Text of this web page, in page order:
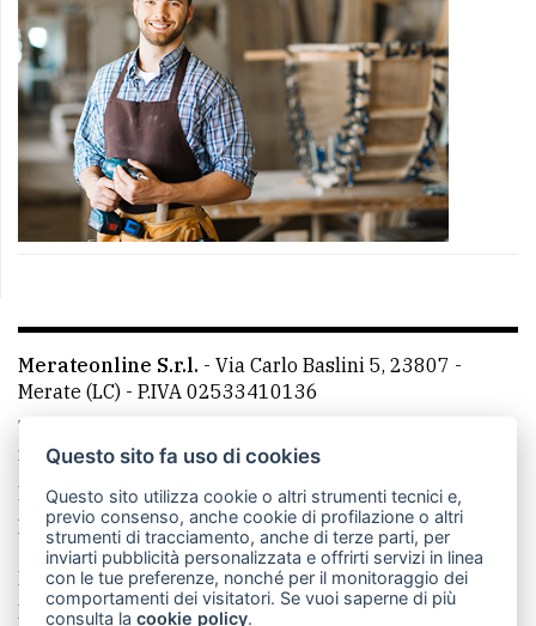
Merateonline S.r.l. - Via Carlo Baslini 5, 23807 -
Merate (LC) - P.IVA 02533410136
Telefono:
mail: redazione@merateonline.it
La redazione
CasateOnline LeccoOnline
RSS
Made by VIP
Privacy policy
Cookie policy
Rivedi le tue scelte sui cookie
Questo sito fa uso di cookies
Questo sito utilizza cookie o altri strumenti tecnici e,
previo consenso, anche cookie di profilazione o altri
strumenti di tracciamento, anche di terze parti, per
inviarti pubblicità personalizzata e offrirti servizi in linea
con le tue preferenze, nonché per il monitoraggio dei
comportamenti dei visitatori. Se vuoi saperne di più
consulta lacookie policy.